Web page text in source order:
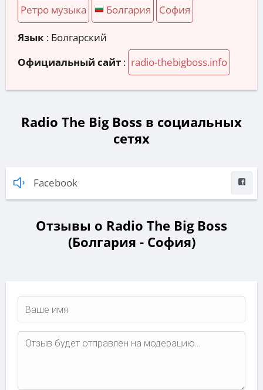
Ретро музыка Болгария София
Язык : Болгарский
Официальный сайт : radio-thebigboss.info
Radio The Big Boss в социальных
сетях
Facebook
Отзывы о Radio The Big Boss
(Болгария - София)